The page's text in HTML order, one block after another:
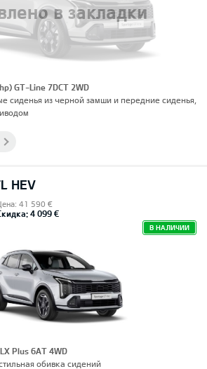
в закладки
GT-Line 7DCT 2WD
сиденья из черной замши и передние сиденья,
HEV
41 590 €
4 099 €
В НАЛИЧИИ
Plus 6AT 4WD
обивка сидений